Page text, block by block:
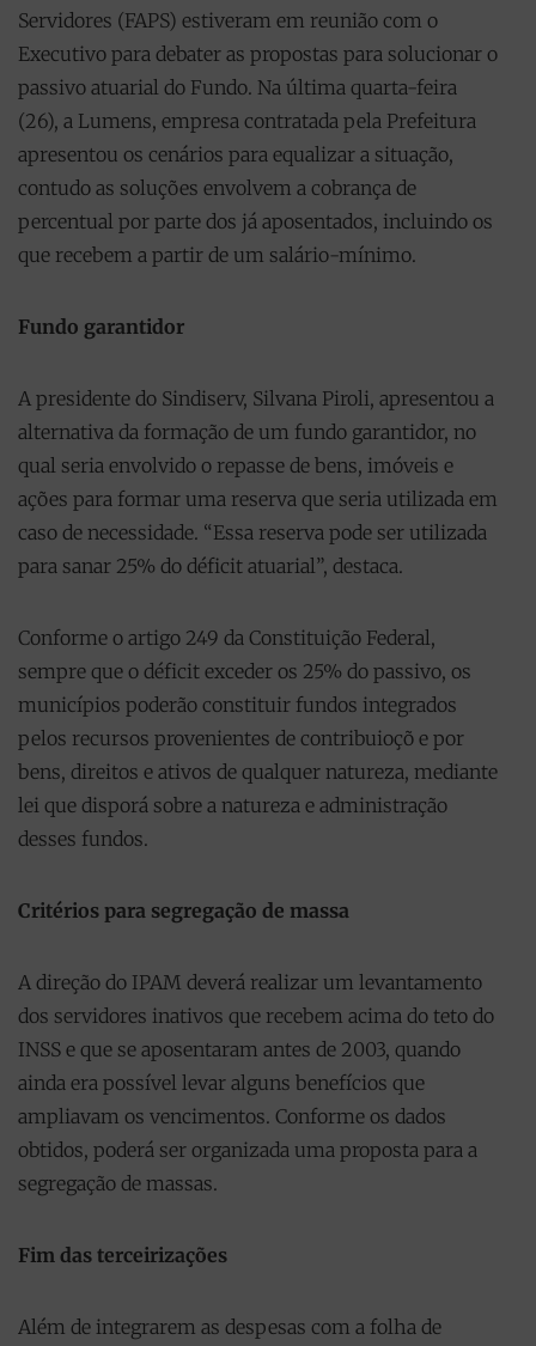
Servidores (FAPS) estiveram em reunião com o
Executivo para debater as propostas para solucionar o
passivo atuarial do Fundo. Na última quarta-feira
(26), a Lumens, empresa contratada pela Prefeitura
apresentou os cenários para equalizar a situação,
contudo as soluções envolvem a cobrança de
percentual por parte dos já aposentados, incluindo os
que recebem a partir de um salário-mínimo.
Fundo garantidor
A presidente do Sindiserv, Silvana Piroli, apresentou a
alternativa da formação de um fundo garantidor, no
qual seria envolvido o repasse de bens, imóveis e
ações para formar uma reserva que seria utilizada em
caso de necessidade. “Essa reserva pode ser utilizada
para sanar 25% do déficit atuarial”, destaca.
Conforme o artigo 249 da Constituição Federal,
sempre que o déficit exceder os 25% do passivo, os
municípios poderão constituir fundos integrados
pelos recursos provenientes de contribuioçõ e por
bens, direitos e ativos de qualquer natureza, mediante
lei que disporá sobre a natureza e administração
desses fundos.
Critérios para segregação de massa
A direção do IPAM deverá realizar um levantamento
dos servidores inativos que recebem acima do teto do
INSS e que se aposentaram antes de 2003, quando
ainda era possível levar alguns benefícios que
ampliavam os vencimentos. Conforme os dados
obtidos, poderá ser organizada uma proposta para a
segregação de massas.
Fim das terceirizações
Além de integrarem as despesas com a folha de